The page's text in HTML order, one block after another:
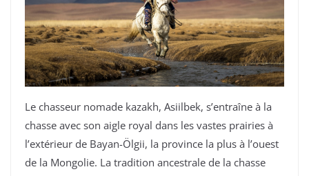
Le chasseur nomade kazakh, Asiilbek, s’entraîne à la
chasse avec son aigle royal dans les vastes prairies à
l’extérieur de Bayan-Ölgii, la province la plus à l’ouest
de la Mongolie. La tradition ancestrale de la chasse